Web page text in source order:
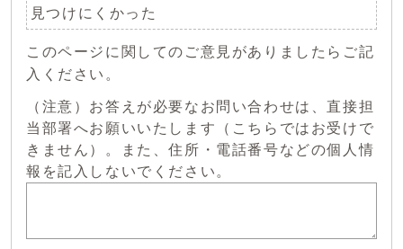
見つけにくかった
このページに関してのご意見がありましたらご記
入ください。
（注意）お答えが必要なお問い合わせは、直接担
当部署へお願いいたします（こちらではお受けで
きません）。また、住所・電話番号などの個人情
報を記入しないでください。